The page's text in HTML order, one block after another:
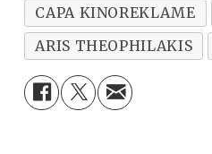
CAPA KINOREKLAME
ARIS THEOPHILAKIS